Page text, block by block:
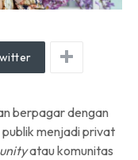
berpagar dengan
menjadi privat
atau komunitas